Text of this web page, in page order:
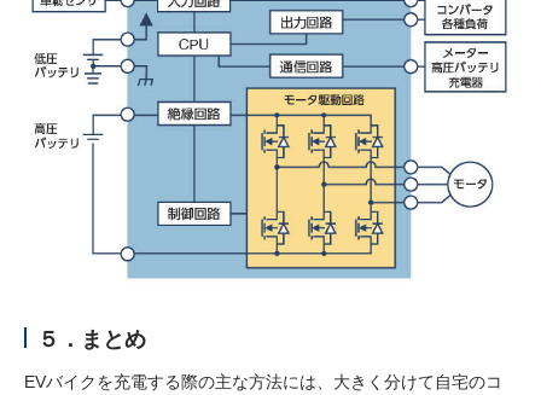
５．まとめ
EVバイクを充電する際の主な方法には、大きく分けて自宅のコ